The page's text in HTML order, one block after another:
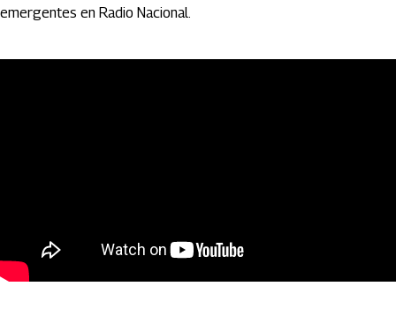
emergentes en Radio Nacional.
Artículos Player